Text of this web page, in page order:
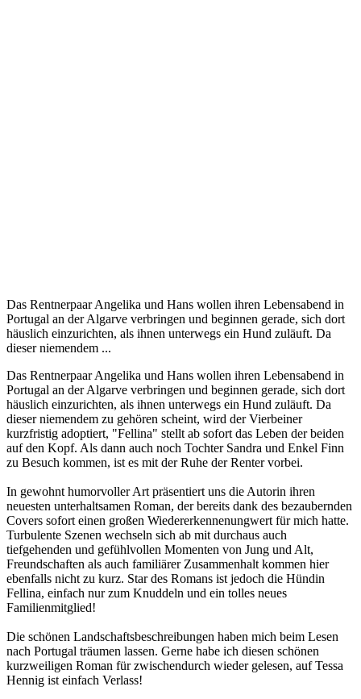
Das Rentnerpaar Angelika und Hans wollen ihren Lebensabend in
Portugal an der Algarve verbringen und beginnen gerade, sich dort
häuslich einzurichten, als ihnen unterwegs ein Hund zuläuft. Da
dieser niemendem ...
Das Rentnerpaar Angelika und Hans wollen ihren Lebensabend in
Portugal an der Algarve verbringen und beginnen gerade, sich dort
häuslich einzurichten, als ihnen unterwegs ein Hund zuläuft. Da
dieser niemendem zu gehören scheint, wird der Vierbeiner
kurzfristig adoptiert, "Fellina" stellt ab sofort das Leben der beiden
auf den Kopf. Als dann auch noch Tochter Sandra und Enkel Finn
zu Besuch kommen, ist es mit der Ruhe der Renter vorbei.
In gewohnt humorvoller Art präsentiert uns die Autorin ihren
neuesten unterhaltsamen Roman, der bereits dank des bezaubernden
Covers sofort einen großen Wiedererkennenungwert für mich hatte.
Turbulente Szenen wechseln sich ab mit durchaus auch
tiefgehenden und gefühlvollen Momenten von Jung und Alt,
Freundschaften als auch familiärer Zusammenhalt kommen hier
ebenfalls nicht zu kurz. Star des Romans ist jedoch die Hündin
Fellina, einfach nur zum Knuddeln und ein tolles neues
Familienmitglied!
Die schönen Landschaftsbeschreibungen haben mich beim Lesen
nach Portugal träumen lassen. Gerne habe ich diesen schönen
kurzweiligen Roman für zwischendurch wieder gelesen, auf Tessa
Hennig ist einfach Verlass!